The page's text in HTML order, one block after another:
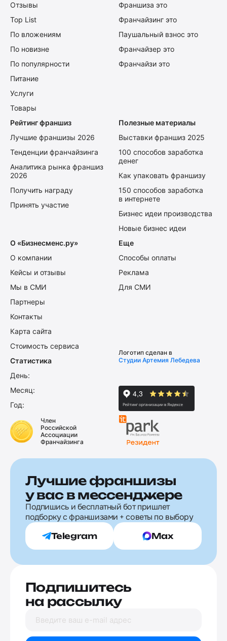
Отзывы
Top List
По вложениям
По новизне
По популярности
Питание
Услуги
Товары
Франшиза это
Франчайзинг это
Паушальный взнос это
Франчайзер это
Франчайзи это
Рейтинг франшиз
Лучшие франшизы 2026
Тенденции франчайзинга
Аналитика рынка франшиз
2026
Получить награду
Принять участие
Полезные материалы
Выставки франшиз 2025
100 способов заработка
денег
Как упаковать франшизу
150 способов заработка
в интернете
Бизнес идеи производства
Новые бизнес идеи
О «Бизнесменс.ру»
О компании
Кейсы и отзывы
Мы в СМИ
Партнеры
Контакты
Карта сайта
Стоимость сервиса
Еще
Способы оплаты
Реклама
Для СМИ
Статистика
День:
Месяц:
Год:
Логотип сделан в
Студии Артемия Лебедева
Член
Российской
Ассоциации
Франчайзинга
Лучшие франшизы
у вас в мессенджере
Подпишись и бесплатный бот пришлет
подборку с франшизами + советы по выбору
Telegram Max
Подпишитесь
на рассылку